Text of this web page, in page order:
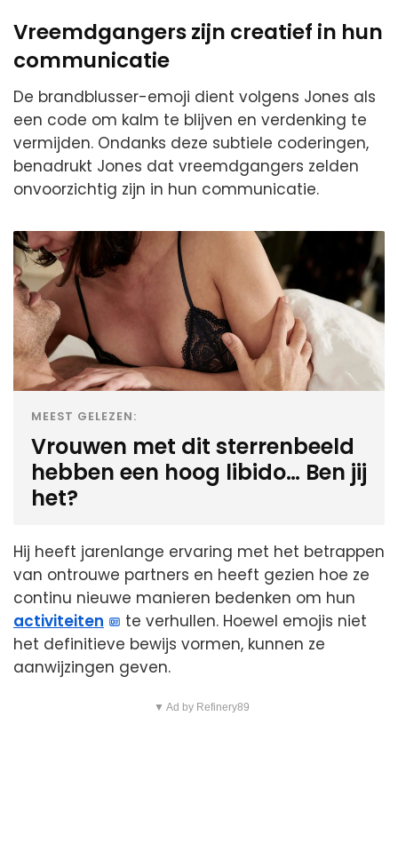
Vreemdgangers zijn creatief in hun
communicatie
De brandblusser-emoji dient volgens Jones als
een code om kalm te blijven en verdenking te
vermijden. Ondanks deze subtiele coderingen,
benadrukt Jones dat vreemdgangers zelden
onvoorzichtig zijn in hun communicatie.
MEEST GELEZEN:
Vrouwen met dit sterrenbeeld
hebben een hoog libido… Ben jij
het?
Hij heeft jarenlange ervaring met het betrappen
van ontrouwe partners en heeft gezien hoe ze
continu nieuwe manieren bedenken om hun
activiteiten
te verhullen. Hoewel emojis niet
het definitieve bewijs vormen, kunnen ze
aanwijzingen geven.
▼ Ad by Refinery89